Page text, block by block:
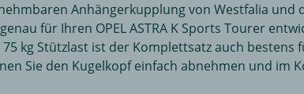
Anhängerkupplung von Westfalia und
für Ihren OPEL ASTRA K Sports Tourer
75 kg Stützlast ist der Komplettsatz auch
Sie den Kugelkopf einfach abnehmen und im